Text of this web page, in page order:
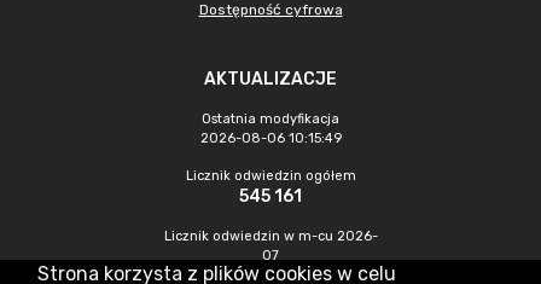
Dostępność cyfrowa
AKTUALIZACJE
Ostatnia modyfikacja
2026-08-06 10:15:49
Licznik odwiedzin ogółem
545 161
Licznik odwiedzin w m-cu 2026-
07
1 177
Strona korzysta z plików cookies w celu